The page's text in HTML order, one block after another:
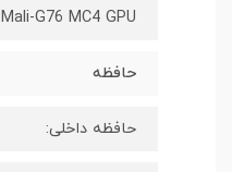
Mali-G76 MC4 GPU
حافظه
حافظه داخلی: